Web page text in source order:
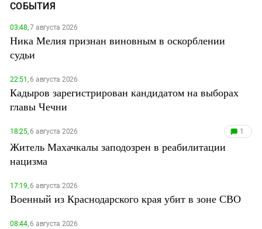
СОБЫТИЯ
03:48,7 августа 2026
Ника Мелия признан виновным в оскорблении
судьи
22:51,6 августа 2026
Кадыров зарегистрирован кандидатом на выборах
главы Чечни
18:25,6 августа 2026 1
Житель Махачкалы заподозрен в реабилитации
нацизма
17:19,6 августа 2026
Военный из Краснодарского края убит в зоне СВО
08:44,6 августа 2026